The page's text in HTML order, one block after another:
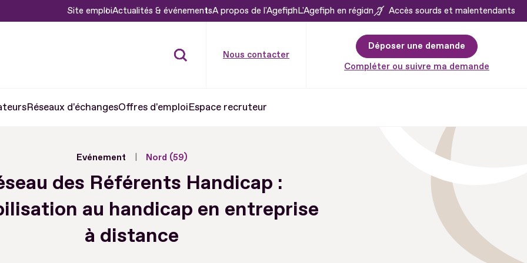
Site emploiActualités & événementsA propos de l'AgefiphL'Agefiph en région Accès sourds et malentendants
Nous contacter
Déposer une demande
Compléter ou suivre ma demande
Réseaux d'échangesOffres d'emploiEspace recruteur
Evénement Nord (59)
des Référents Handicap :
au handicap en entreprise
à distance